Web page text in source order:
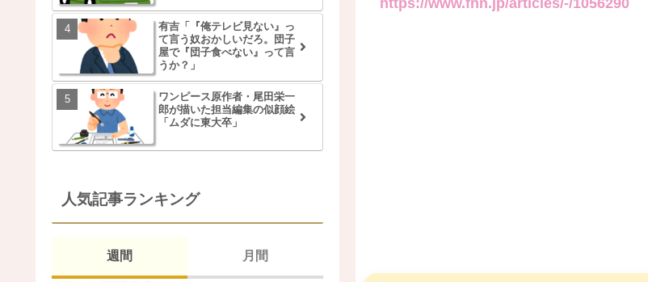
https://www.fnn.jp/articles/-/1056290
有吉「『俺テレビ見ない』っ
て言う奴おかしいだろ。団子
屋で『団子食べない』って言
うか？」
ワンピース原作者・尾田栄一
郎が描いた担当編集の似顔絵
「ムダに東大卒」
人気記事ランキング
週間 月間